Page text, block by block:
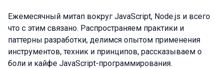
Ежемесячный митап вокруг JavaScript, Node.js и всего
что с этим связано. Распространяем практики и
паттерны разработки, делимся опытом применения
инструментов, техник и принципов, рассказываем о
боли и кайфе JavaScript-программирования.